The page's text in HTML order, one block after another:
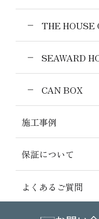
THE HOUSE
SEAWARD
CAN BOX
施工事例
保証について
よくあるご質問